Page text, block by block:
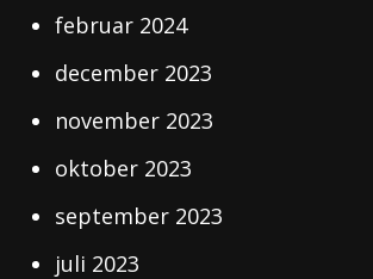
februar 2024
december 2023
november 2023
oktober 2023
september 2023
juli 2023